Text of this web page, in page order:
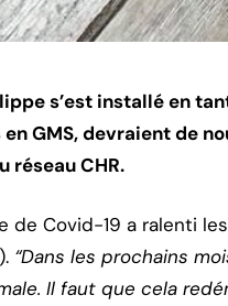
s’est installé en
GMS, devraient de
réseau CHR.
de Covid-19 a ralenti
“Dans les prochains
Il faut que cela